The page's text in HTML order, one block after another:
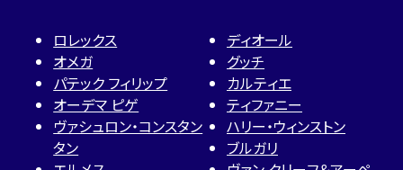
ロレックス
オメガ
パテック フィリップ
オーデマ ピゲ
ヴァシュロン・コンスタン
タン
ディオール
グッチ
カルティエ
ティファニー
ハリー・ウィンストン
ブルガリ